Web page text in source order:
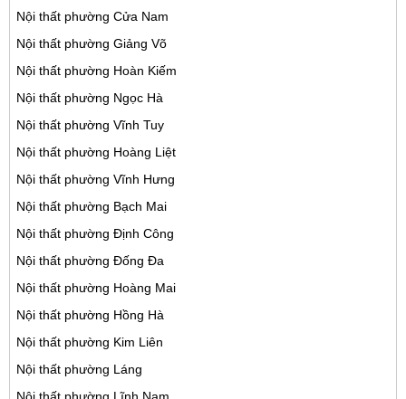
Nội thất phường Cửa Nam
Nội thất phường Giảng Võ
Nội thất phường Hoàn Kiếm
Nội thất phường Ngọc Hà
Nội thất phường Vĩnh Tuy
Nội thất phường Hoàng Liệt
Nội thất phường Vĩnh Hưng
Nội thất phường Bạch Mai
Nội thất phường Định Công
Nội thất phường Đống Đa
Nội thất phường Hoàng Mai
Nội thất phường Hồng Hà
Nội thất phường Kim Liên
Nội thất phường Láng